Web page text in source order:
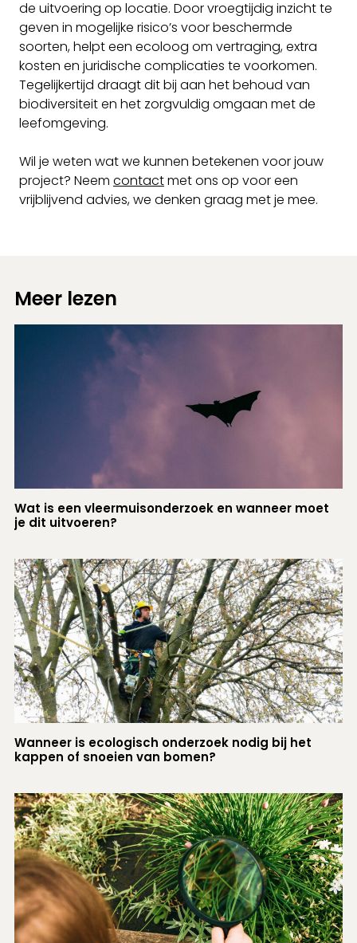
de uitvoering op locatie. Door vroegtijdig inzicht te
geven in mogelijke risico’s voor beschermde
soorten, helpt een ecoloog om vertraging, extra
kosten en juridische complicaties te voorkomen.
Tegelijkertijd draagt dit bij aan het behoud van
biodiversiteit en het zorgvuldig omgaan met de
leefomgeving.
Wil je weten wat we kunnen betekenen voor jouw
project? Neem contactmet ons op voor een
vrijblijvend advies, we denken graag met je mee.
Meer lezen
Wat is een vleermuisonderzoek en wanneer moet
je dit uitvoeren?
Wanneer is ecologisch onderzoek nodig bij het
kappen of snoeien van bomen?